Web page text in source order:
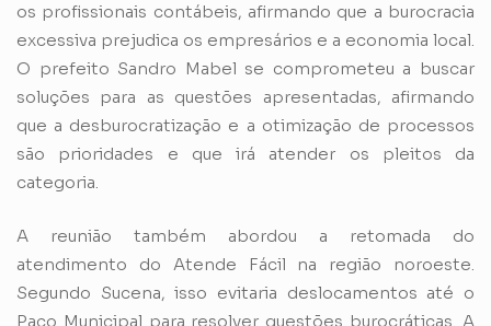
os profissionais contábeis, afirmando que a burocracia
excessiva prejudica os empresários e a economia local.
O prefeito Sandro Mabel se comprometeu a buscar
soluções para as questões apresentadas, afirmando
que a desburocratização e a otimização de processos
são prioridades e que irá atender os pleitos da
categoria.
A reunião também abordou a retomada do
atendimento do Atende Fácil na região noroeste.
Segundo Sucena, isso evitaria deslocamentos até o
Paço Municipal para resolver questões burocráticas. A